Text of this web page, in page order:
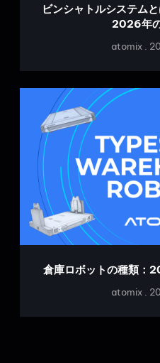
ビンシャトルシステム
2026年
atomix
倉庫ロボットの種類：
atomix